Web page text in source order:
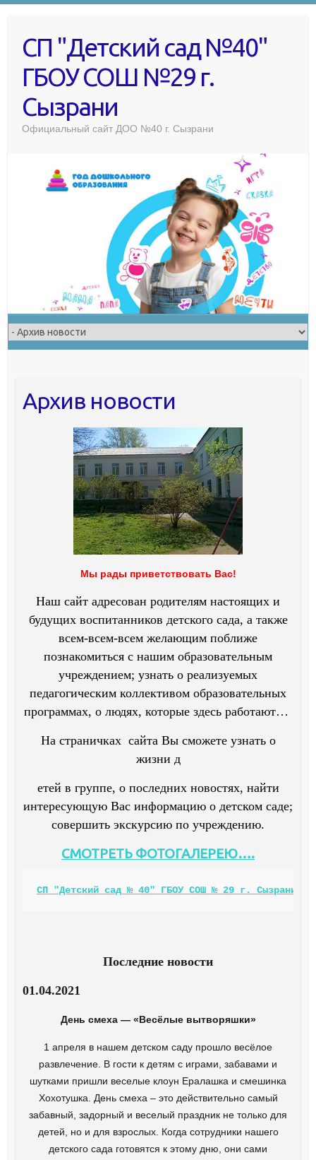
СП "Детский сад №40"
ГБОУ СОШ №29 г.
Сызрани
Официальный сайт ДОО №40 г. Сызрани
Архив новости
Мы рады приветствовать Вас!
Наш сайт адресован родителям настоящих и
будущих воспитанников детского сада, а также
всем-всем-всем желающим поближе
познакомиться с нашим образовательным
учреждением; узнать о реализуемых
педагогическим коллективом образовательных
программах, о людях, которые здесь работают…
На страничках сайта Вы сможете узнать о
жизни д
етей в группе, о последних новостях, найти
интересующую Вас информацию о детском саде;
совершить экскурсию по учреждению.
СМОТРЕТЬ ФОТОГАЛЕРЕЮ….
СП "Детский сад № 40" ГБОУ СОШ № 29 г. Сызрани в
Последние новости
01.04.2021
День смеха — «Весёлые вытворяшки»
1 апреля в нашем детском саду прошло весёлое
развлечение. В гости к детям с играми, забавами и
шутками пришли веселые клоун Ералашка и смешинка
Хохотушка. День смеха – это действительно самый
забавный, задорный и веселый праздник не только для
детей, но и для взрослых. Когда сотрудники нашего
детского сада готовятся к этому дню, они сами